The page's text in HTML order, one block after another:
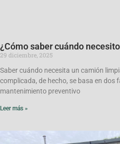
¿Cómo saber cuándo
29 diciembre, 2025
Saber cuándo necesita un camión
complicada, de hecho, se basa en dos
mantenimiento preventivo
Leer más »